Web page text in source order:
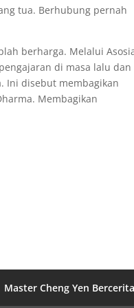
tua. Berhubung pernah
berharga. Melalui
di masa lalu dan
Ini disebut membagikan
Membagikan
Master Cheng Yen Bercerita